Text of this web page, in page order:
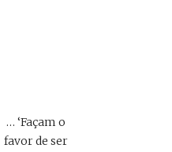
… ‘Façam o
favor de ser